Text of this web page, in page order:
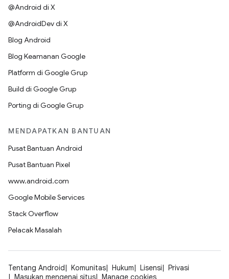
@Android di X
@AndroidDev di X
Blog Android
Blog Keamanan Google
Platform di Google Grup
Build di Google Grup
Porting di Google Grup
MENDAPATKAN BANTUAN
Pusat Bantuan Android
Pusat Bantuan Pixel
www.android.com
Google Mobile Services
Stack Overflow
Pelacak Masalah
Tentang Android Komunitas Hukum Lisensi
Privasi
Masukan mengenai situs
Manage cookies